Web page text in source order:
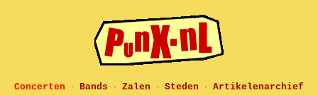
Concerten · Bands · Zalen · Steden · Artikelenarchief